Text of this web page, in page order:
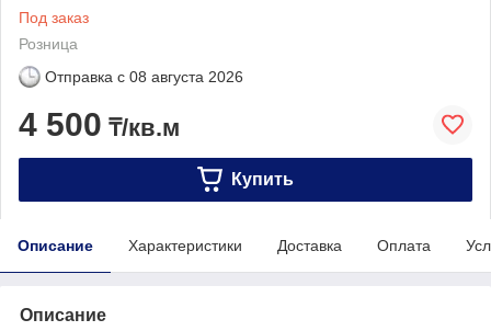
Под заказ
Розница
Отправка с 08 августа 2026
4 500 ₸/кв.м
Купить
Описание Характеристики Доставка Оплата
Описание